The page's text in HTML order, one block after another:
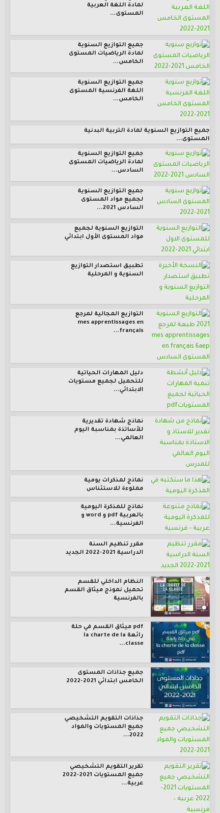
لمادة اللغة العربية
المستوى...
جميع التوازيع السنوية
لمادة الرياضيات المستوى
الخامس...
جميع التوازيع السنوية
اللغة الفرنسية المستوى
الخامس...
جميع التوازيع السنوية لمادة التربية البدنية
المستوى...
جميع التوازيع السنوية
لمادة الرياضيات المستوى
السادس...
جميع التوازيع السنوية
لجميع مواد المستوى
السادس 2021...
التوازيع السنوية لجميع
مواد المستوى الأول ابتدائي
تطبيق استصدار التوازيع
السنوية و المرحلية
التوازيع المجالية لمرجع
mes apprentissages en
français...
دليل المهارات الحياتية
للتحميل لجميع مستويات
الابتدائي...
نماذج شهادة تقديرية
للأساتذة بمناسبة اليوم
العالمي...
نماذج لمذكرات يومية
مملوءة للاستئناس
نماذج للمذكرة اليومية
بالعربية pdf و word و
الفرنسية...
مقرر تنظيم السنة
الدراسية 2021-2022 الجديد
النظام الداخلي للقسم
تحميل نموذج ميثاق القسم
بالفرنسية
pdf ميثاق القسم في حلة
رائعة la charte de la
classe...
جميع جذاذات المستوى
الخامس ابتدائي 2021-2022
جذاذات التقويم التشخيصي
جميع المستويات والمواد
2022...
تقرير التقويم التشخيصي
جميع المستويات 2021-2022
عربية...